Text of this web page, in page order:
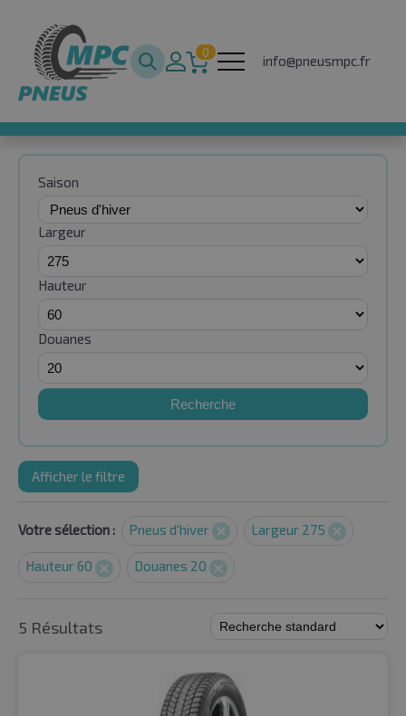
0
info@pneusmpc.fr
Saison
Largeur
Hauteur
Douanes
Recherche
Afficher le filtre
Votre sélection : Pneus d'hiver Largeur 275
Hauteur 60 Douanes 20
5 Résultats